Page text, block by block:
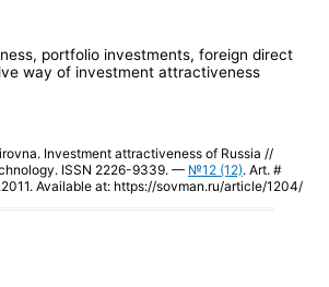
portfolio investments, foreign direct
way of investment attractiveness
Investment attractiveness of Russia //
ISSN 2226-9339. — №12 (12). Art. #
Available at: https://sovman.ru/article/1204/